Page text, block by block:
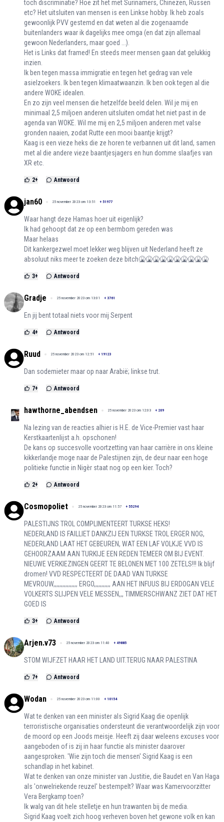
toch discriminatie? Hoe zit het met Surinamers, Chinezen, Russen
etc? Het uitsluiten van mensen is een Linkse hobby. Ik heb zoals
gewoonlijk PVV gestemd en dat weten al die zogenaamde
buitenlanders waar ik dagelijks mee omga (en dat zijn allemaal
gewoon Nederlanders, maar goed ...).
Het is Links dat framed! En steeds meer mensen gaan dat gelukkig
inzien.
Ik ben tegen massa immigratie en tegen het gedrag van vele
asielzoekers. Ik ben tegen klimaatwaanzin. Ik ben ook tegen al die
andere WOKE idealen.
En zo zijn veel mensen die hetzelfde beeld delen. Wil je mij en
minimaal 2,5 miljoen anderen uitsluiten omdat het niet past in de
agenda van WOKE. Wil me mij en 2,5 miljoen anderen met valse
gronden naaien, zodat Rutte een mooi baantje krijgt?
Kaag is een vieze heks die ze horen te verbannen uit dit land, samen
met al die andere vieze baantjesjagers en hun domme slaafjes van
XR etc.
2+ Antwoord
jan60 25 november 2023 om 13:51 + 51977
Waar hangt deze Hamas hoer uit eigenlijk?
Ik had gehoopt dat ze op een bermbom gereden was
Maar helaas
Dit kankergezwel moet lekker weg blijven uit Nederland heeft ze
absoluut niks meer te zoeken deze bitch🤮🤮🤮🤮🤮🤮🤮🤮🤮🤮
3+ Antwoord
Gradje 25 november 2023 om 13:01 + 3761
En jij bent totaal niets voor mij Serpent
4+ Antwoord
Ruud 25 november 2023 om 12:51 + 19123
Dan sodemieter maar op naar Arabië; linkse trut.
7+ Antwoord
hawthorne_abendsen 25 november 2023 om 12:03 + 209
Na lezing van de reacties alhier is H.E. de Vice-Premier vast haar
Kerstkaartenlijst a.h. opschonen!
De kans op succesvolle voortzetting van haar carrière in ons kleine
kikkerlandje moge naar de Palestijnen zijn, de deur naar een hoge
politieke functie in Nigèr staat nog op een kier. Toch?
2+ Antwoord
Cosmopoliet 25 november 2023 om 11:57 + 55294
PALESTIJNS TROL COMPLIMENTEERT TURKSE HEKS!
NEDERLAND IS FAILLIET DANKZIJ EEN TURKSE TROL ERGER NOG,
NEDERLAND LAAT HET GEBEUREN, WAT EEN LAF VOLKJE VVD IS
GEHOORZAAM AAN TURKIJE EEN REDEN TEMEER OM BIJ EVENT.
NIEUWE VERKIEZINGEN GEERT TE BELONEN MET 100 ZETELS!!! Ik blijf
dromen! VVD RESPECTEERT DE DAAD VAN TURKSE
MEVROUW,,,,,,,,,,,,,,,, ERGO,,,,,,,,,,, AAN HET INFUUS BIJ ERDOGAN VELE
VOLKERTS SLIJPEN VELE MESSEN,,, TIMMERSCHWANZ ZIET DAT HET
GOED IS
3+ Antwoord
Arjen.v73 25 november 2023 om 11:40 + 49885
STOM WIJF.ZET HAAR HET LAND UIT.TERUG NAAR PALESTINA
7+ Antwoord
Wodan 25 november 2023 om 11:00 + 10154
Wat te denken van een minister als Sigrid Kaag die openlijk
terroristische organisaties ondersteunt die verantwoordelijk zijn voor
de moord op een Joods meisje. Heeft zij daar weleens excuses voor
aangeboden of is zij in haar functie als minister daarover
aangesproken. 'Wie zijn toch die mensen' Sigrid Kaag is een
schandlap in het kabinet.
Wat te denken van onze minister van Justitie, die Baudet en Van Haga
als 'onwelriekende reuzel' bestempelt? Waar was Kamervoorzitter
Vera Bergkamp toen?
Ik walg van dit hele stelletje en hun trawanten bij de media.
Sigrid Kaag voelt zich hoog verheven boven het gewone volk en kan